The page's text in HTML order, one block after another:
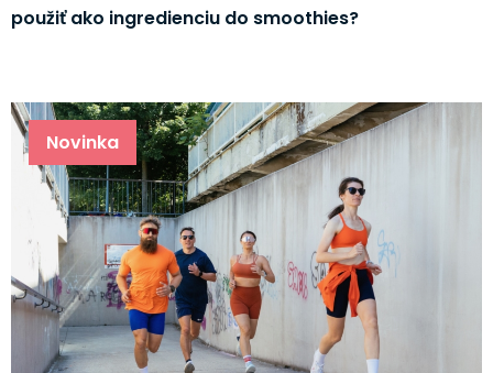
použiť ako ingredienciu do smoothies?
Novinka